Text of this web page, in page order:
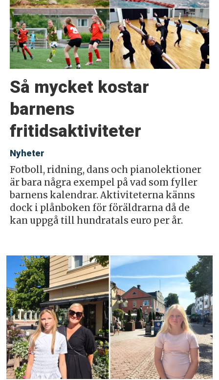
Så mycket kostar
barnens
fritidsaktiviteter
Nyheter
Fotboll, ridning, dans och pianolektioner
är bara några exempel på vad som fyller
barnens kalendrar. Aktiviteterna känns
dock i plånboken för föräldrarna då de
kan uppgå till hundratals euro per år.